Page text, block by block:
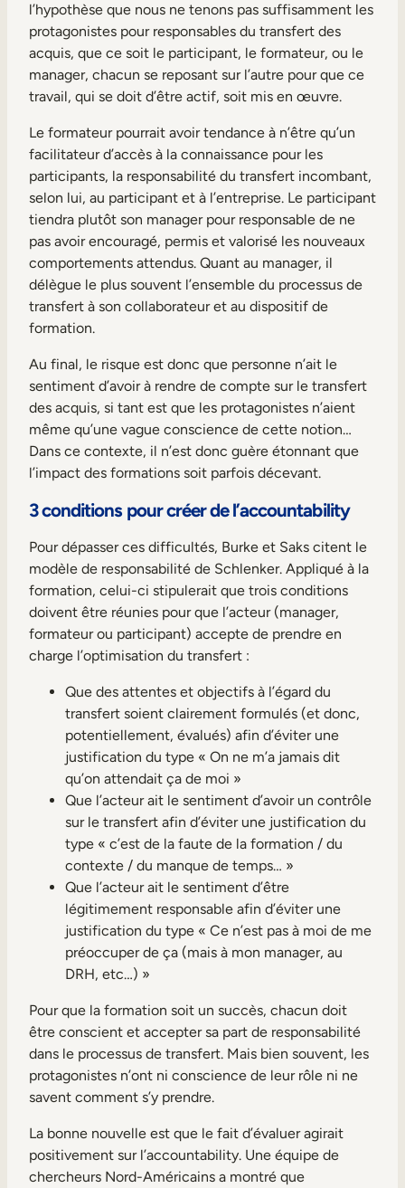
l’hypothèse que nous ne tenons pas suffisamment les
protagonistes pour responsables du transfert des
acquis, que ce soit le participant, le formateur, ou le
manager, chacun se reposant sur l’autre pour que ce
travail, qui se doit d’être actif, soit mis en œuvre.
Le formateur pourrait avoir tendance à n’être qu’un
facilitateur d’accès à la connaissance pour les
participants, la responsabilité du transfert incombant,
selon lui, au participant et à l’entreprise. Le participant
tiendra plutôt son manager pour responsable de ne
pas avoir encouragé, permis et valorisé les nouveaux
comportements attendus. Quant au manager, il
délègue le plus souvent l’ensemble du processus de
transfert à son collaborateur et au dispositif de
formation.
Au final, le risque est donc que personne n’ait le
sentiment d’avoir à rendre de compte sur le transfert
des acquis, si tant est que les protagonistes n’aient
même qu’une vague conscience de cette notion…
Dans ce contexte, il n’est donc guère étonnant que
l’impact des formations soit parfois décevant.
3 conditions pour créer de l’accountability
Pour dépasser ces difficultés, Burke et Saks citent le
modèle de responsabilité de Schlenker. Appliqué à la
formation, celui-ci stipulerait que trois conditions
doivent être réunies pour que l’acteur (manager,
formateur ou participant) accepte de prendre en
charge l’optimisation du transfert :
Que des attentes et objectifs à l’égard du
transfert soient clairement formulés (et donc,
potentiellement, évalués) afin d’éviter une
justification du type « On ne m’a jamais dit
qu’on attendait ça de moi »
Que l’acteur ait le sentiment d’avoir un contrôle
sur le transfert afin d’éviter une justification du
type « c’est de la faute de la formation / du
contexte / du manque de temps… »
Que l’acteur ait le sentiment d’être
légitimement responsable afin d’éviter une
justification du type « Ce n’est pas à moi de me
préoccuper de ça (mais à mon manager, au
DRH, etc…) »
Pour que la formation soit un succès, chacun doit
être conscient et accepter sa part de responsabilité
dans le processus de transfert. Mais bien souvent, les
protagonistes n’ont ni conscience de leur rôle ni ne
savent comment s’y prendre.
La bonne nouvelle est que le fait d’évaluer agirait
positivement sur l’accountability. Une équipe de
chercheurs Nord-Américains a montré que